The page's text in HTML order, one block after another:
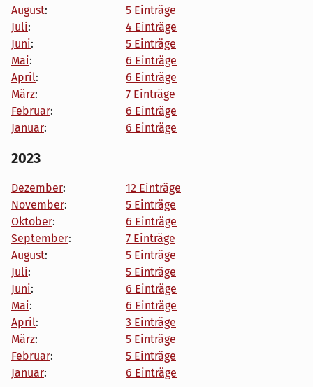
August:
5 Einträge
Juli:
4 Einträge
Juni:
5 Einträge
Mai:
6 Einträge
April:
6 Einträge
März:
7 Einträge
Februar:
6 Einträge
Januar: 6 Einträge
2023
Dezember:
12 Einträge
November:
5 Einträge
Oktober:
6 Einträge
September:
7 Einträge
August:
5 Einträge
Juli:
5 Einträge
Juni:
6 Einträge
Mai:
6 Einträge
April:
3 Einträge
März:
5 Einträge
Februar:
5 Einträge
Januar: 6 Einträge